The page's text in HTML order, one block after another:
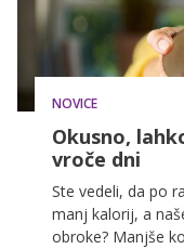
NOVICE
Okusno,
vroče dni
Ste vedeli, da po
manj kalorij, a
obroke? Manjše